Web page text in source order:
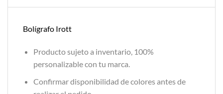
Bolígrafo Irott
Producto sujeto a inventario, 100%
personalizable con tu marca.
Confirmar disponibilidad de colores antes de